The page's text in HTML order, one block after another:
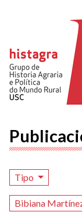
Tipo
Bibiana